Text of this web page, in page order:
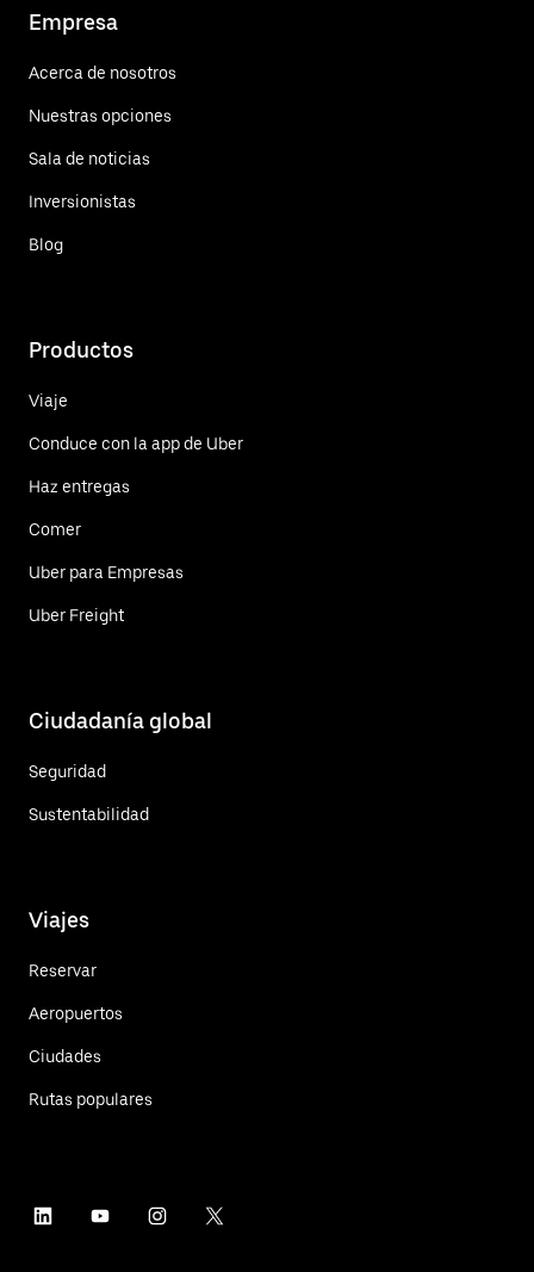
Empresa
Acerca de nosotros
Nuestras opciones
Sala de noticias
Inversionistas
Blog
Productos
Viaje
Conduce con la app de Uber
Haz entregas
Comer
Uber para Empresas
Uber Freight
Ciudadanía global
Seguridad
Sustentabilidad
Viajes
Reservar
Aeropuertos
Ciudades
Rutas populares